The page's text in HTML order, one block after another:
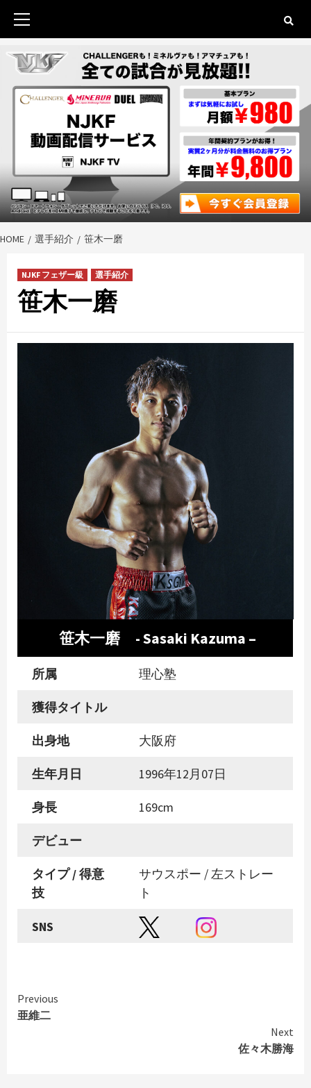
contentPrimary
HOME 選手紹介 笹木一磨
NJKF フェザー級 選手紹介
笹木一磨
笹木一磨 - Sasaki Kazuma –
所属 理心塾
獲得タイトル
出身地 大阪府
生年月日 1996年12月07日
身長 169cm
デビュー
タイプ / 得意
技
サウスポー / 左ストレー
ト
SNS
Continue
Reading
Previous
亜維二
Next
佐々木勝海